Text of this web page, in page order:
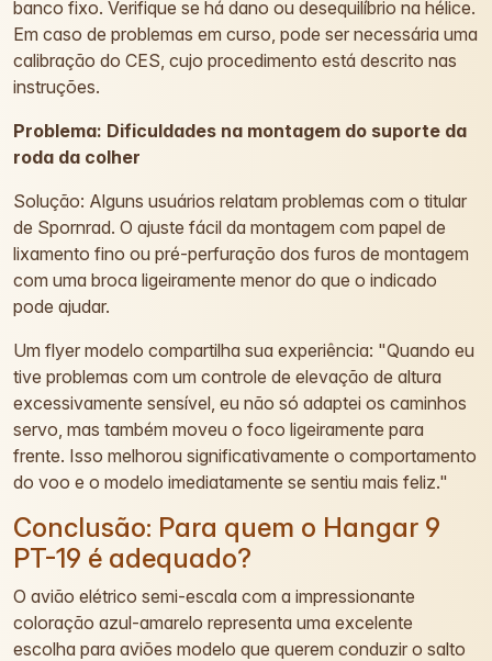
banco fixo. Verifique se há dano ou desequilíbrio na hélice.
Em caso de problemas em curso, pode ser necessária uma
calibração do CES, cujo procedimento está descrito nas
instruções.
Problema: Dificuldades na montagem do suporte da
roda da colher
Solução: Alguns usuários relatam problemas com o titular
de Spornrad. O ajuste fácil da montagem com papel de
lixamento fino ou pré-perfuração dos furos de montagem
com uma broca ligeiramente menor do que o indicado
pode ajudar.
Um flyer modelo compartilha sua experiência: "Quando eu
tive problemas com um controle de elevação de altura
excessivamente sensível, eu não só adaptei os caminhos
servo, mas também moveu o foco ligeiramente para
frente. Isso melhorou significativamente o comportamento
do voo e o modelo imediatamente se sentiu mais feliz."
Conclusão: Para quem o Hangar 9
PT-19 é adequado?
O avião elétrico semi-escala com a impressionante
coloração azul-amarelo representa uma excelente
escolha para aviões modelo que querem conduzir o salto